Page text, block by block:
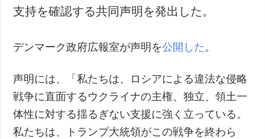
支持を確認する共同声明を発出した。
デンマーク政府広報室が声明を公開した。
声明には、「私たちは、ロシアによる違法な侵略
戦争に直面するウクライナの主権、独立、領土一
体性に対する揺るぎない支援に強く立っている。
私たちは、トランプ大統領がこの戦争を終わら